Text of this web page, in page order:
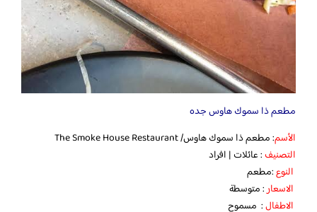
مطعم ذا سموك هاوس جده
الأسم: مطعم ذا سموك هاوس/ The Smoke House Restaurant
التصنيف: عائلات | افراد
النوع:مطعم
الاسعار: متوسطة
الاطفال: مسموح